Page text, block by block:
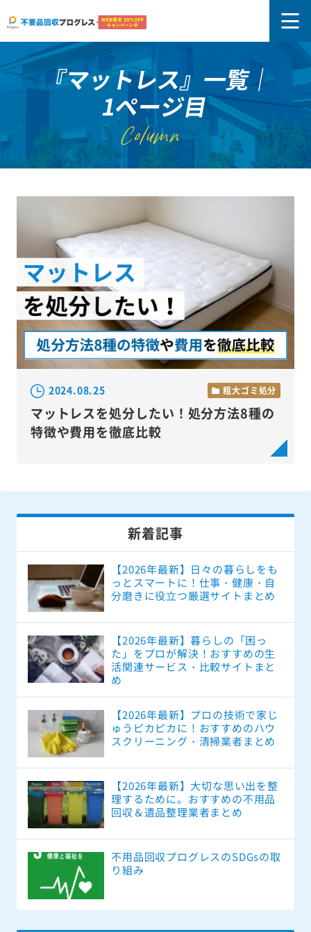
『マットレス』一覧｜
1ページ目
Column
2024.08.25 粗大ゴミ処分
マットレスを処分したい！処分方法8種の
特徴や費用を徹底比較
新着記事
【2026年最新】日々の暮らしをも
っとスマートに！仕事・健康・自
分磨きに役立つ厳選サイトまとめ
【2026年最新】暮らしの「困っ
た」をプロが解決！おすすめの生
活関連サービス・比較サイトまと
め
【2026年最新】プロの技術で家じ
ゅうピカピカに！おすすめのハウ
スクリーニング・清掃業者まとめ
【2026年最新】大切な思い出を整
理するために。おすすめの不用品
回収＆遺品整理業者まとめ
不用品回収プログレスのSDGsの取
り組み